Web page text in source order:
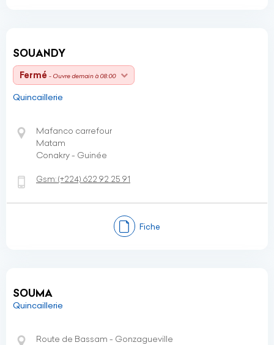
SOUANDY
Fermé - Ouvre demain à 08:00
Quincaillerie
Mafanco carrefour
Matam
Conakry - Guinée
Gsm:(+224) 622 92 25 91
Fiche
SOUMA
Quincaillerie
Route de Bassam - Gonzagueville